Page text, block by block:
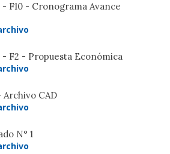
- F10 - Cronograma Avance
- F2 - Propuesta Económica
Archivo CAD
N° 1